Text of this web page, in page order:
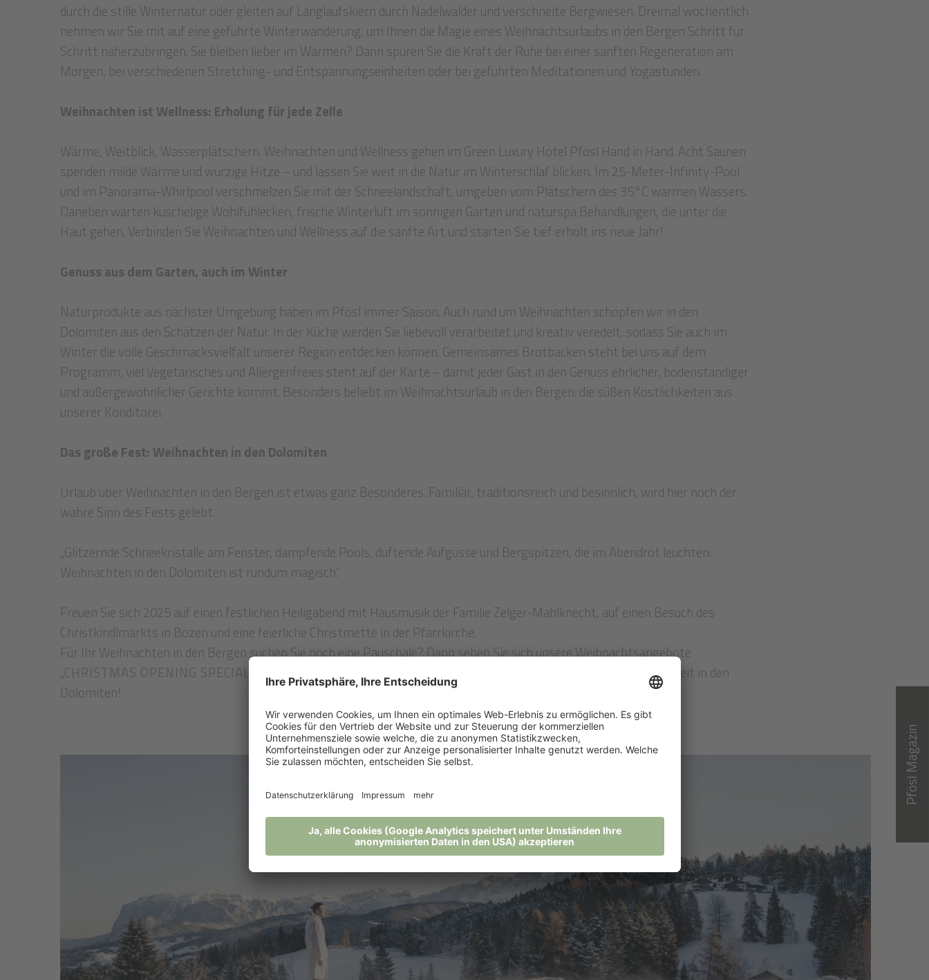
durch die stille Winternatur oder gleiten auf Langlaufskiern durch Nadelwälder und verschneite Bergwiesen. Dreimal wöchentlich
nehmen wir Sie mit auf eine geführte Winterwanderung, um Ihnen die Magie eines Weihnachtsurlaubs in den Bergen Schritt für
Schritt näherzubringen. Sie bleiben lieber im Warmen? Dann spüren Sie die Kraft der Ruhe bei einer sanften Regeneration am
Morgen, bei verschiedenen Stretching- und Entspannungseinheiten oder bei geführten Meditationen und Yogastunden.
Weihnachten ist Wellness: Erholung für jede Zelle
Wärme, Weitblick, Wasserplätschern. Weihnachten und Wellness gehen im Green Luxury Hotel Pfösl Hand in Hand. Acht Saunen
spenden milde Wärme und würzige Hitze – und lassen Sie weit in die Natur im Winterschlaf blicken. Im 25-Meter-Infinity-Pool
und im Panorama-Whirlpool verschmelzen Sie mit der Schneelandschaft, umgeben vom Plätschern des 35°C warmen Wassers.
Daneben warten kuschelige Wohlfühlecken, frische Winterluft im sonnigen Garten und naturspa Behandlungen, die unter die
Haut gehen. Verbinden Sie Weihnachten und Wellness auf die sanfte Art und starten Sie tief erholt ins neue Jahr!
Genuss aus dem Garten, auch im Winter
Naturprodukte aus nächster Umgebung haben im Pfösl immer Saison. Auch rund um Weihnachten schöpfen wir in den
Dolomiten aus den Schätzen der Natur. In der Küche werden Sie liebevoll verarbeitet und kreativ veredelt, sodass Sie auch im
Winter die volle Geschmacksvielfalt unserer Region entdecken können. Gemeinsames Brotbacken steht bei uns auf dem
Programm, viel Vegetarisches und Allergenfreies steht auf der Karte – damit jeder Gast in den Genuss ehrlicher, bodenständiger
und außergewöhnlicher Gerichte kommt. Besonders beliebt im Weihnachtsurlaub in den Bergen: die süßen Köstlichkeiten aus
unserer Konditorei.
Das große Fest: Weihnachten in den Dolomiten
Urlaub über Weihnachten in den Bergen ist etwas ganz Besonderes. Familiär, traditionsreich und besinnlich, wird hier noch der
wahre Sinn des Fests gelebt.
„Glitzernde Schneekristalle am Fenster, dampfende Pools, duftende Aufgüsse und Bergspitzen, die im Abendrot leuchten:
Weihnachten in den Dolomiten ist rundum magisch.“
Freuen Sie sich 2025 auf einen festlichen Heiligabend mit Hausmusik der Familie Zelger-Mahlknecht, auf einen Besuch des
Christkindlmarkts in Bozen und eine feierliche Christmette in der Pfarrkirche.
Für Ihr Weihnachten in den Bergen suchen Sie noch eine Pauschale? Dann sehen Sie sich unsere Weihnachtsangebote
„CHRISTMAS OPENING SPECIAL “ und „ BERGWEIHNACHT IM PFÖSL
“ an und buchen Sie Ihre zauberhafte Auszeit in den
Dolomiten!
Pfösl Magazin